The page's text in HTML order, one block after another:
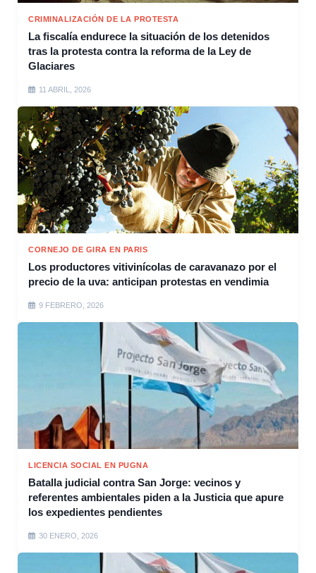
CRIMINALIZACIÓN DE LA PROTESTA
La fiscalía endurece la situación de los detenidos
tras la protesta contra la reforma de la Ley de
Glaciares
11 ABRIL, 2026
CORNEJO DE GIRA EN PARIS
Los productores vitivinícolas de caravanazo por el
precio de la uva: anticipan protestas en vendimia
9 FEBRERO, 2026
LICENCIA SOCIAL EN PUGNA
Batalla judicial contra San Jorge: vecinos y
referentes ambientales piden a la Justicia que apure
los expedientes pendientes
30 ENERO, 2026